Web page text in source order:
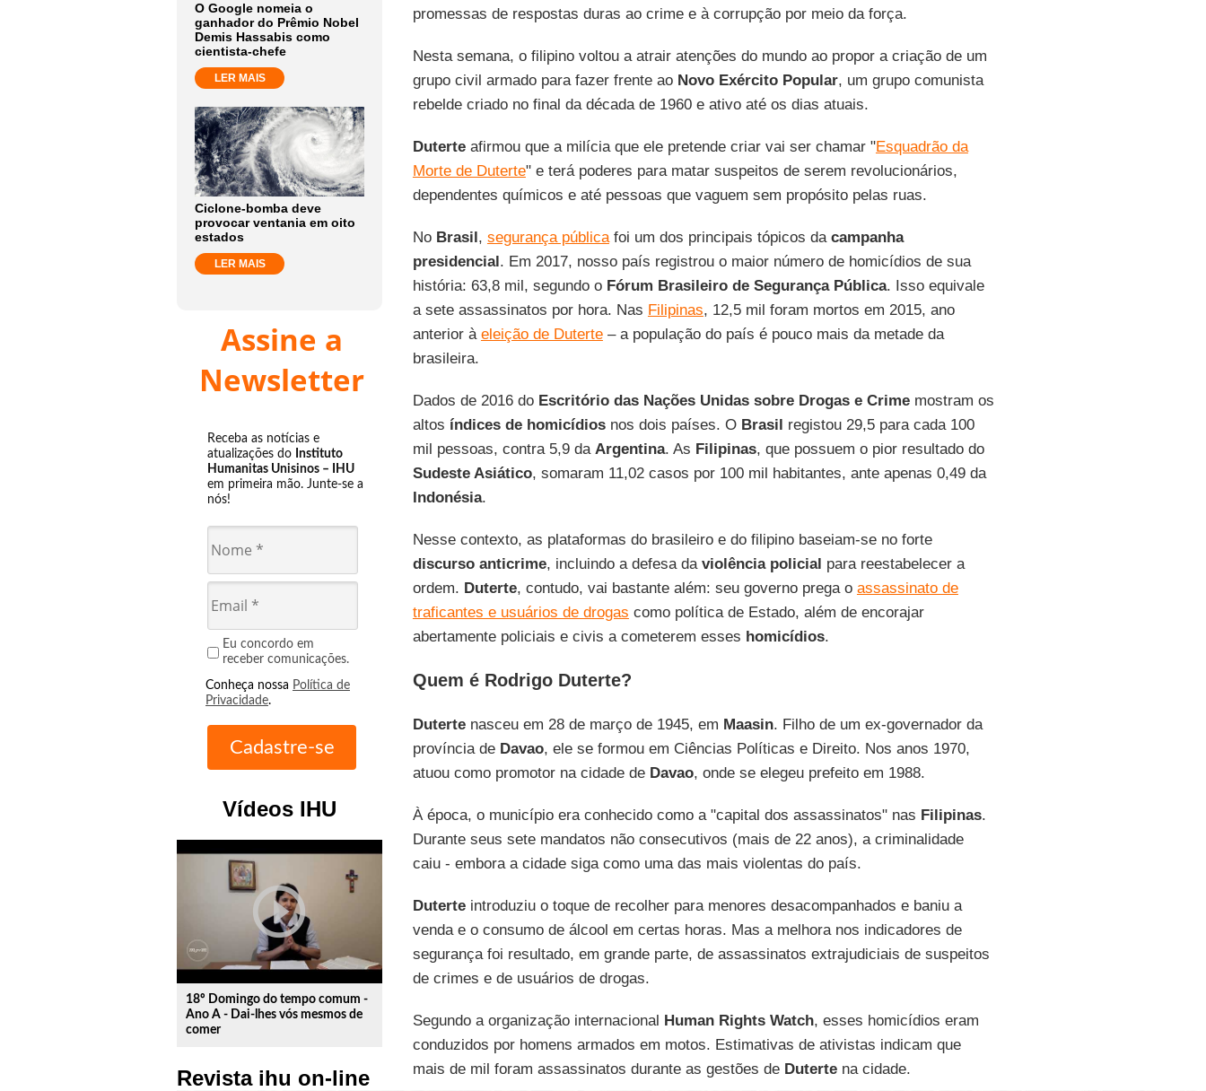
O Google nomeia o
ganhador do Prêmio Nobel
Demis Hassabis como
cientista-chefe
LER MAIS
Ciclone-bomba deve
provocar ventania em oito
estados
LER MAIS
Assine a
Newsletter
Receba as notícias e
atualizações do Instituto
Humanitas Unisinos – IHU
em primeira mão. Junte-se a
nós!
Eu concordo em
receber comunicações.
Conheça nossa Política de
Privacidade.
Vídeos IHU
play_circle_outline
18º Domingo do tempo comum -
Ano A - Dai-lhes vós mesmos de
comer
Revista ihu on-line
promessas de respostas duras ao crime e à corrupção por meio da força.
Nesta semana, o filipino voltou a atrair atenções do mundo ao propor a criação de um
grupo civil armado para fazer frente ao Novo Exército Popular, um grupo comunista
rebelde criado no final da década de 1960 e ativo até os dias atuais.
Duterteafirmou que a milícia que ele pretende criar vai ser chamar "Esquadrão da
Morte de Duterte" e terá poderes para matar suspeitos de serem revolucionários,
dependentes químicos e até pessoas que vaguem sem propósito pelas ruas.
No Brasil, segurança públicafoi um dos principais tópicos da campanha
presidencial. Em 2017, nosso país registrou o maior número de homicídios de sua
história: 63,8 mil, segundo o Fórum Brasileiro de Segurança Pública. Isso equivale
a sete assassinatos por hora. Nas Filipinas, 12,5 mil foram mortos em 2015, ano
anterior à eleição de Duterte– a população do país é pouco mais da metade da
brasileira.
Dados de 2016 do Escritório das Nações Unidas sobre Drogas e Crimemostram os
altos índices de homicídiosnos dois países. O Brasil registou 29,5 para cada 100
mil pessoas, contra 5,9 da Argentina. As Filipinas, que possuem o pior resultado do
Sudeste Asiático, somaram 11,02 casos por 100 mil habitantes, ante apenas 0,49 da
Indonésia.
Nesse contexto, as plataformas do brasileiro e do filipino baseiam-se no forte
discurso anticrime, incluindo a defesa da violência policial para reestabelecer a
ordem. Duterte, contudo, vai bastante além: seu governo prega o assassinato de
traficantes e usuários de drogas como política de Estado, além de encorajar
abertamente policiais e civis a cometerem esses homicídios.
Quem é Rodrigo Duterte?
Dutertenasceu em 28 de março de 1945, em Maasin. Filho de um ex-governador da
província de Davao, ele se formou em Ciências Políticas e Direito. Nos anos 1970,
atuou como promotor na cidade de Davao, onde se elegeu prefeito em 1988.
À época, o município era conhecido como a "capital dos assassinatos" nas Filipinas.
Durante seus sete mandatos não consecutivos (mais de 22 anos), a criminalidade
caiu - embora a cidade siga como uma das mais violentas do país.
Duterteintroduziu o toque de recolher para menores desacompanhados e baniu a
venda e o consumo de álcool em certas horas. Mas a melhora nos indicadores de
segurança foi resultado, em grande parte, de assassinatos extrajudiciais de suspeitos
de crimes e de usuários de drogas.
Segundo a organização internacional Human Rights Watch, esses homicídios eram
conduzidos por homens armados em motos. Estimativas de ativistas indicam que
mais de mil foram assassinatos durante as gestões de Dutertena cidade.